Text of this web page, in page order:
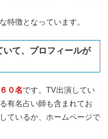
特徴となっています。
て、プロフィールが
０名です。TV出演してい
有名占い師も含まれてお
ているか、ホームページで